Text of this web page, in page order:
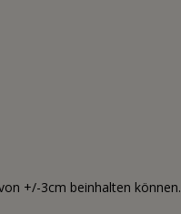
+/-3cm beinhalten können.